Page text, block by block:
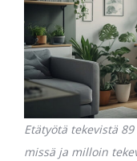
Etätyötä tekevistä
missä ja milloin